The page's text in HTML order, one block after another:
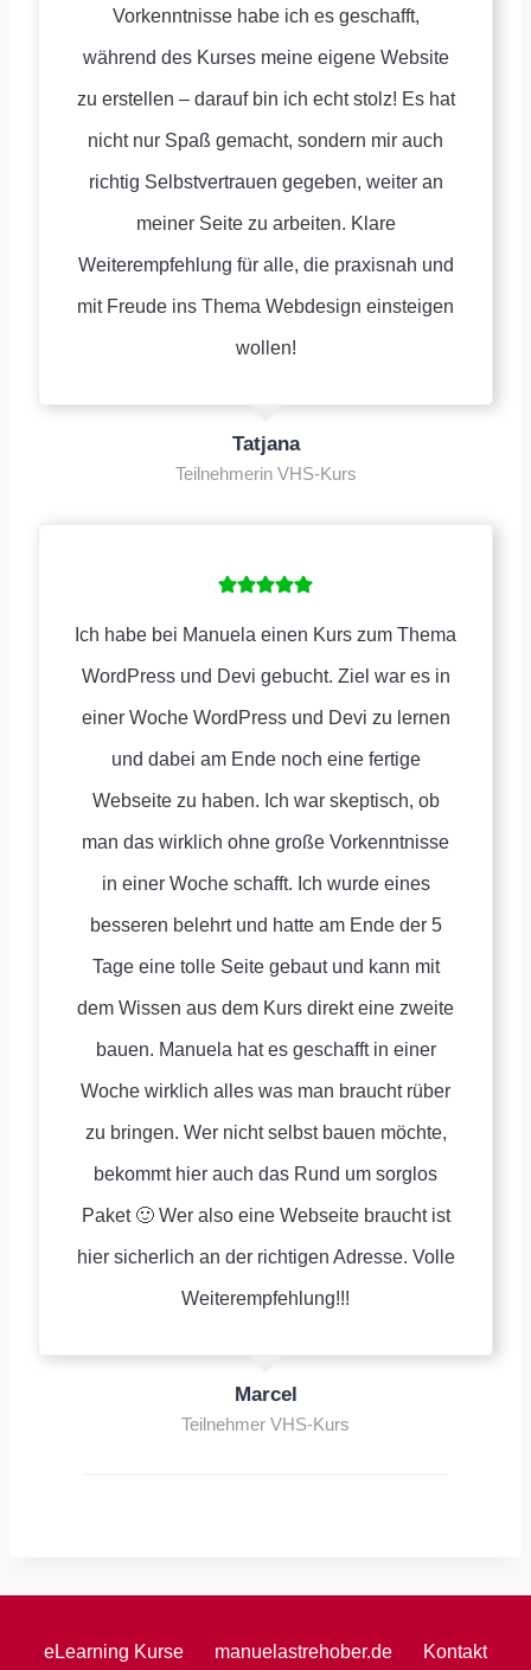
Vorkenntnisse habe ich es geschafft,
während des Kurses meine eigene Website
zu erstellen – darauf bin ich echt stolz! Es hat
nicht nur Spaß gemacht, sondern mir auch
richtig Selbstvertrauen gegeben, weiter an
meiner Seite zu arbeiten. Klare
Weiterempfehlung für alle, die praxisnah und
mit Freude ins Thema Webdesign einsteigen
wollen!
Tatjana
Teilnehmerin VHS-Kurs
Ich habe bei Manuela einen Kurs zum Thema
WordPress und Devi gebucht. Ziel war es in
einer Woche WordPress und Devi zu lernen
und dabei am Ende noch eine fertige
Webseite zu haben. Ich war skeptisch, ob
man das wirklich ohne große Vorkenntnisse
in einer Woche schafft. Ich wurde eines
besseren belehrt und hatte am Ende der 5
Tage eine tolle Seite gebaut und kann mit
dem Wissen aus dem Kurs direkt eine zweite
bauen. Manuela hat es geschafft in einer
Woche wirklich alles was man braucht rüber
zu bringen. Wer nicht selbst bauen möchte,
bekommt hier auch das Rund um sorglos
Paket 🙂 Wer also eine Webseite braucht ist
hier sicherlich an der richtigen Adresse. Volle
Weiterempfehlung!!!
Marcel
Teilnehmer VHS-Kurs
eLearning Kurse manuelastrehober.de Kontakt